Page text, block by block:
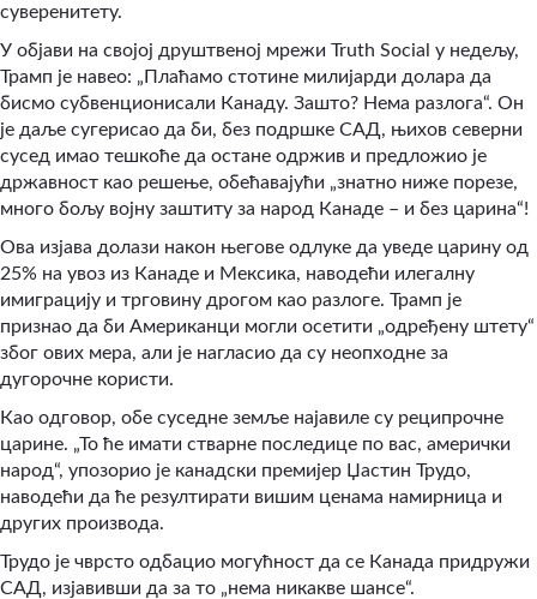
суверенитету.
У објави на својој друштвеној мрежи Truth Social у недељу,
Трамп је навео: „Плаћамо стотине милијарди долара да
бисмо субвенционисали Канаду. Зашто? Нема разлога“. Он
је даље сугерисао да би, без подршке САД, њихов северни
сусед имао тешкоће да остане одржив и предложио је
државност као решење, обећавајући „знатно ниже порезе,
много бољу војну заштиту за народ Канаде – и без царина“!
Ова изјава долази након његове одлуке да уведе царину од
25% на увоз из Канаде и Мексика, наводећи илегалну
имиграцију и трговину дрогом као разлоге. Трамп је
признао да би Американци могли осетити „одређену штету“
због ових мера, али је нагласио да су неопходне за
дугорочне користи.
Као одговор, обе суседне земље најавиле су реципрочне
царине. „То ће имати стварне последице по вас, амерички
народ“, упозорио је канадски премијер Џастин Трудо,
наводећи да ће резултирати вишим ценама намирница и
других производа.
Трудо је чврсто одбацио могућност да се Канада придружи
САД, изјавивши да за то „нема никакве шансе“.